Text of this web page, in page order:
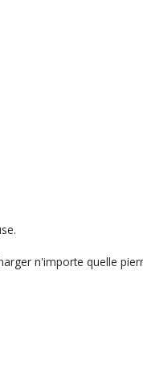
n'importe quelle